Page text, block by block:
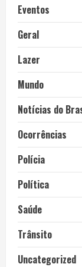
Eventos
Geral
Lazer
Mundo
Notícias do
Ocorrências
Polícia
Política
Saúde
Trânsito
Uncategorized